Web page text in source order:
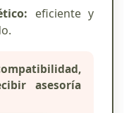
eficiente y
asesoría